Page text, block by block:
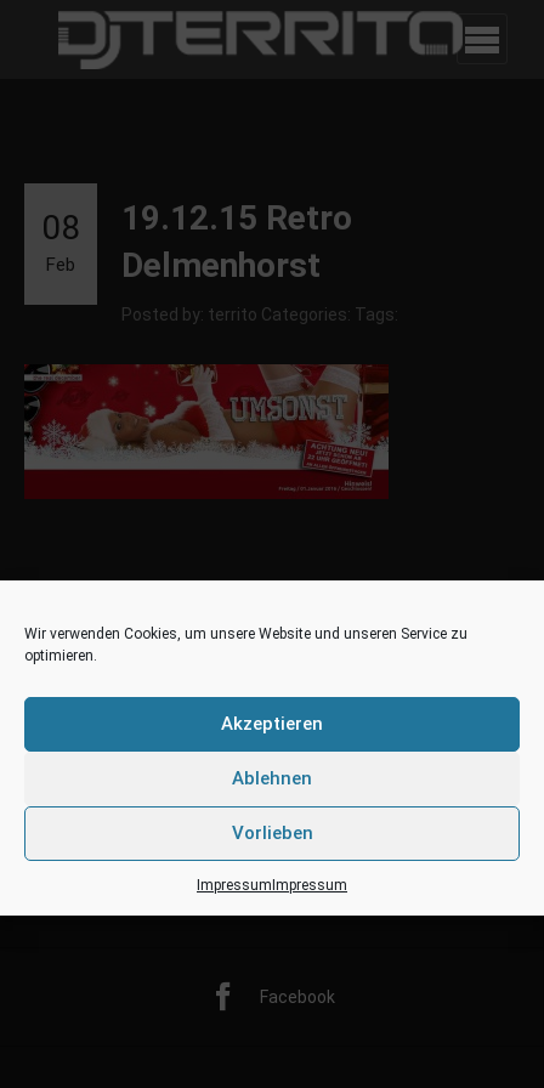
Wir verwenden Cookies, um unsere Website und unseren Service zu
optimieren.
Akzeptieren
Ablehnen
Vorlieben
ImpressumImpressum
19.12.15 Retro
Delmenhorst
Posted by: territo Categories: Tags:
08
Feb
Twitter
Facebook